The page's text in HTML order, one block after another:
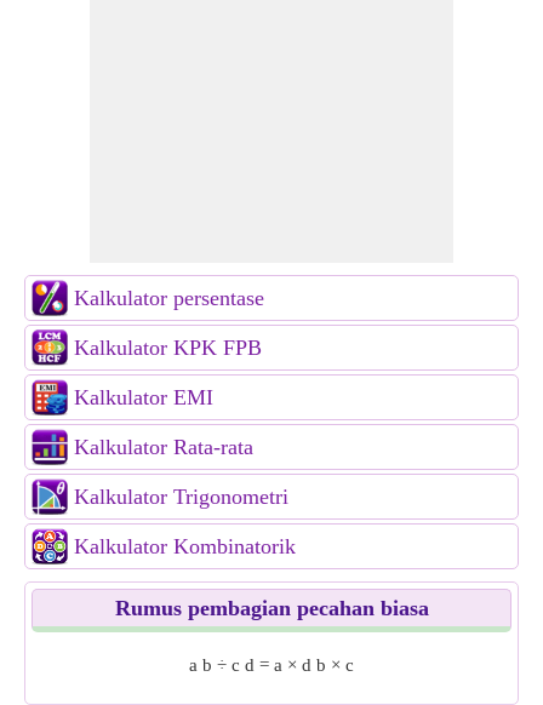
Kalkulator persentase
Kalkulator KPK FPB
Kalkulator EMI
Kalkulator Rata-rata
Kalkulator Trigonometri
Kalkulator Kombinatorik
Rumus pembagian pecahan biasa
a b ÷ c d = a × d b × c